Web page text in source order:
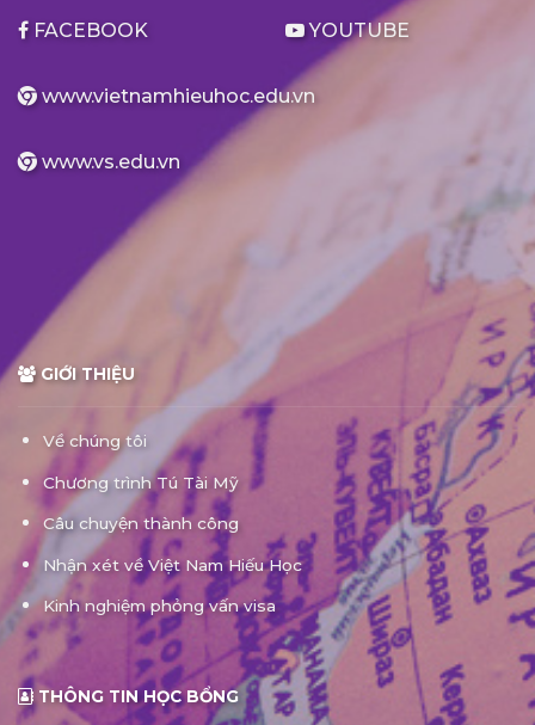
FACEBOOK YOUTUBE
www.vietnamhieuhoc.edu.vn
www.vs.edu.vn
GIỚI THIỆU
Về chúng tôi
Chương trình Tú Tài Mỹ
Câu chuyện thành công
Nhận xét về Việt Nam Hiếu Học
Kinh nghiệm phỏng vấn visa
THÔNG TIN HỌC BỔNG